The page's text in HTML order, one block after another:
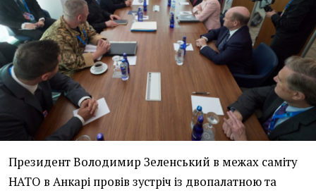
Президент Володимир Зеленський в межах саміту
НАТО в Анкарі провів зустріч із двопалатною та